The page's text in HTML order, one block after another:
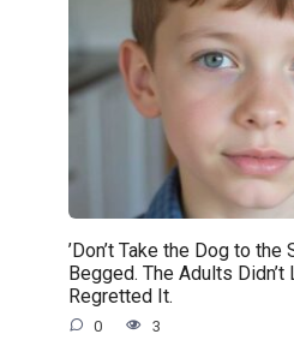
’Don’t Take the Dog to the
Begged. The Adults
Regretted It.
0 3